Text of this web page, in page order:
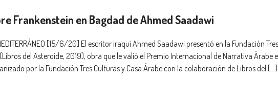
Frankenstein en Bagdad de Ahmed Saadawi
MEDITERRÁNEO [15/6/20] El escritor iraquí Ahmed Saadawi presentó en la Fundación Tres
del Asteroide, 2019), obra que le valió el Premio Internacional de Narrativa Árabe
por la Fundación Tres Culturas y Casa Árabe con la colaboración de Libros del […]